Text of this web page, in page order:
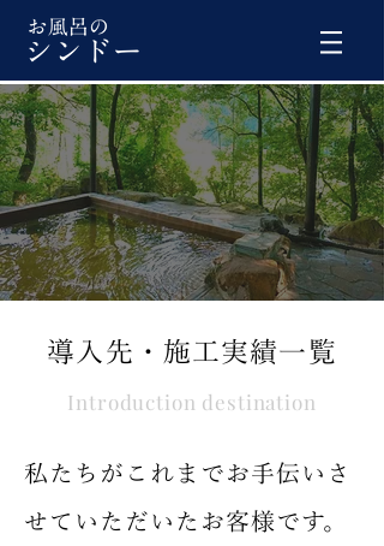
導入先・施工実績一覧
Introduction destination
私たちがこれまでお手伝いさ
せていただいたお客様です。